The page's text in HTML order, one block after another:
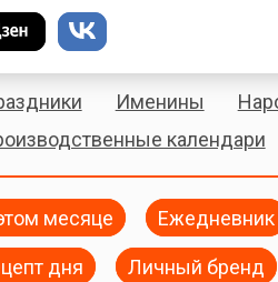
Именины
календари
месяце Ежедневник
дня Личный бренд